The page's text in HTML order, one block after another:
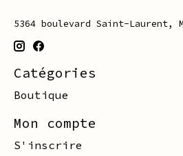
5364 boulevard Saint-Laurent,
Catégories
Boutique
Mon compte
S'inscrire